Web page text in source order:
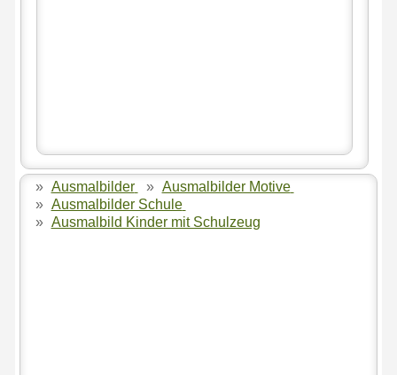
» Ausmalbilder » Ausmalbilder Motive
» Ausmalbilder Schule
» Ausmalbild Kinder mit Schulzeug